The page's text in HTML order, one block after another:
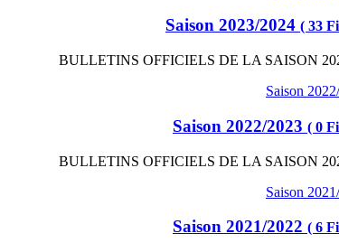
Saison 2023/2024 ( 33
BULLETINS OFFICIELS DE LA SAISON
Saison 2022/2023 ( 0
BULLETINS OFFICIELS DE LA SAISON
Saison 2021/2022 ( 6